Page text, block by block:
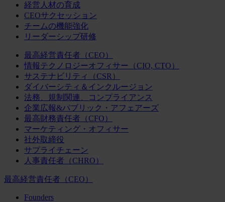
経営人材の育成
CEOサクセッション
チームの機能強化
リーダーシップ研修
最高経営責任者（CEO）
情報テクノロジーオフィサー（CIO, CTO）
サステナビリティ（CSR）
ダイバーシティ＆インクルージョン
法務、規制関連、コンプライアンス
企業広報&パブリック・アフェアーズ
最高財務責任者（CFO）
マーケティング・オフィサー
社外取締役
サプライチェーン
人事責任者（CHRO）
最高経営責任者（CEO）
Founders